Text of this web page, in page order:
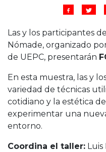
Las y los participantes
Nómade, organizado
de UEPC, presentarán
En esta muestra, las y
variedad de técnicas
cotidiano y la estética
experimentar una
entorno.
Coordina el taller: